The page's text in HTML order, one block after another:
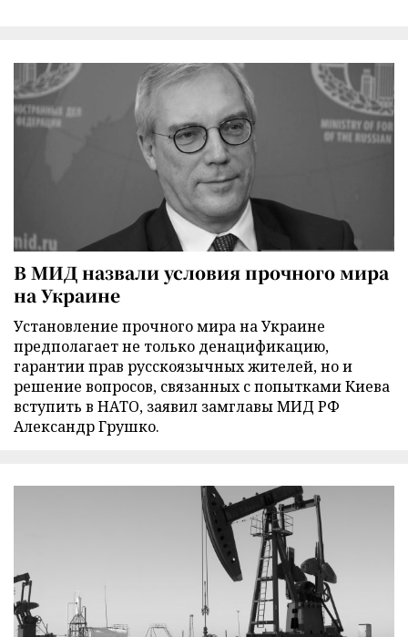
В МИД назвали условия прочного мира
на Украине
Установление прочного мира на Украине
предполагает не только денацификацию,
гарантии прав русскоязычных жителей, но и
решение вопросов, связанных с попытками Киева
вступить в НАТО, заявил замглавы МИД РФ
Александр Грушко.